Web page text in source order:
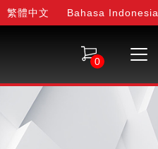
繁體中文 Bahasa Indonesia
0